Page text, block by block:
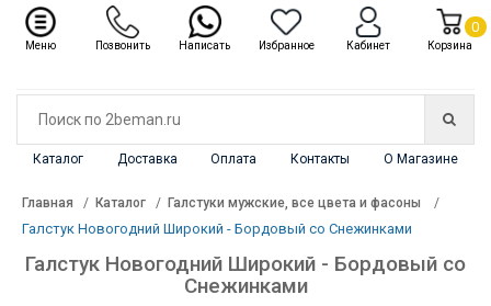
Каталог Доставка Оплата Контакты О Магазине
Каталог ✖
Главная Каталог Галстуки мужские, все цвета и фасоны
Галстук Новогодний Широкий - Бордовый со Снежинками
Галстук Новогодний Широкий - Бордовый со
Снежинками
Меню Позвонить Написать Избранное Кабинет Корзина
0